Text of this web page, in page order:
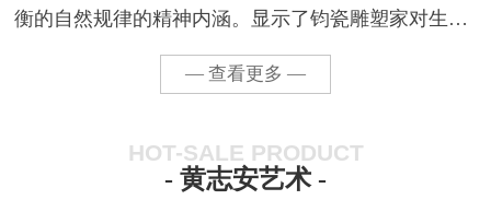
衡的自然规律的精神内涵。显示了钧瓷雕塑家对生活
的认知、淡定和超然的创作态度。他用艺术家敏锐的
观察力感悟着生活的激情，以缘物寄情，转化为生命
— 查看更多 —
HOT-SALE PRODUCT
- 黄志安艺术 -